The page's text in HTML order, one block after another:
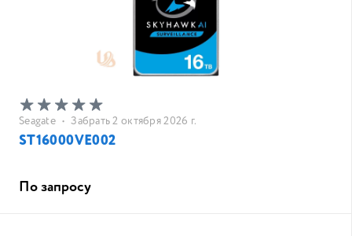
Seagate • Забрать 2 октября 2026 г.
ST16000VE002
По запросу